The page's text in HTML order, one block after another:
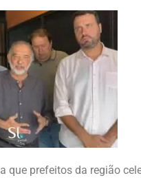
que prefeitos da região